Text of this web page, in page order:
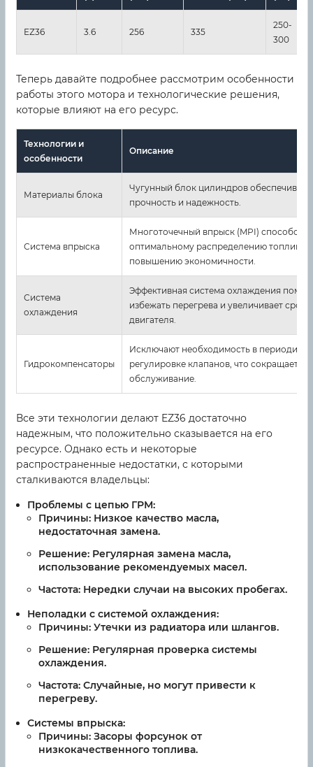
EZ36 3.6 256 335
250-
300
Теперь давайте подробнее рассмотрим особенности
работы этого мотора и технологические решения,
которые влияют на его ресурс.
Технологии и
особенности
Описание
Материалы блока
Чугунный блок цилиндров обеспечивает
прочность и надежность.
Система впрыска
Многоточечный впрыск (MPI)
оптимальному распределению топлива и
повышению экономичности.
Система
охлаждения
Эффективная система охлаждения
избежать перегрева и увеличивает срок
двигателя.
Гидрокомпенсаторы
Исключают необходимость в
регулировке клапанов, что сокращает
обслуживание.
Все эти технологии делают EZ36 достаточно
надежным, что положительно сказывается на его
ресурсе. Однако есть и некоторые
распространенные недостатки, с которыми
сталкиваются владельцы:
Проблемы с цепью ГРМ:
Причины: Низкое качество масла,
недостаточная замена.
Решение: Регулярная замена масла,
использование рекомендуемых масел.
Частота: Нередки случаи на высоких пробегах.
Неполадки с системой охлаждения:
Причины: Утечки из радиатора или шлангов.
Решение: Регулярная проверка системы
охлаждения.
Частота: Случайные, но могут привести к
перегреву.
Системы впрыска:
Причины: Засоры форсунок от
низкокачественного топлива.